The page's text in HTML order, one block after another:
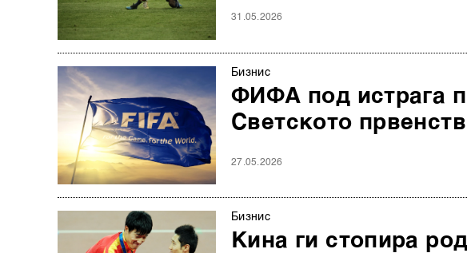
31.05.2026
Бизнис
ФИФА под истрага
Светското
27.05.2026
Бизнис
Кина ги стопира